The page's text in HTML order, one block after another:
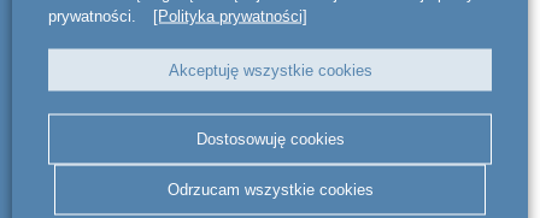
Doradztwo prawne na
Asset Management
(obecnie RDM Wealth
Managemnt sp. z o.o.)
prywatności.
[Polityka prywatności]
Akceptuję wszystkie cookies
Dostosowuję cookies
Odrzucam wszystkie cookies